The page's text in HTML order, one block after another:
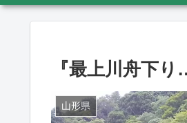
『最上川舟下
山形県